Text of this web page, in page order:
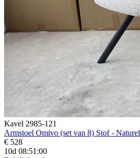
Kavel 2985-121
Armstoel Omivo (set van 8) Stof - Naturel
€ 528
10d 08:50:59